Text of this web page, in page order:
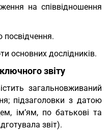
на співвідношення
посвідчення.
основних дослідників.
звіту
загальновживаний
підзаголовки з датою
ім’ям, по батькові та
звіт).